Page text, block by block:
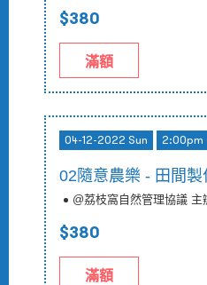
$380
滿額
04-12-2022 Sun 2:00pm
02隨意農樂 - 田間
@荔枝窩自然管理協議
$380
滿額